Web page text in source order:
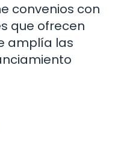
convenios con
que ofrecen
amplía las